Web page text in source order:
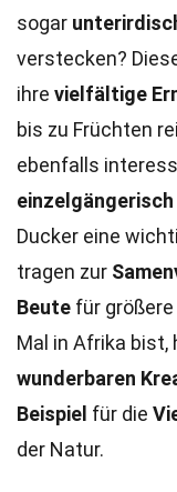
sogar
verstecken?
ihre vielfältige
bis zu Früchten
ebenfalls
einzelgängerisch
Ducker eine
tragen zur
Beute für
Mal in Afrika bist,
wunderbaren
Beispiel für die
der Natur.